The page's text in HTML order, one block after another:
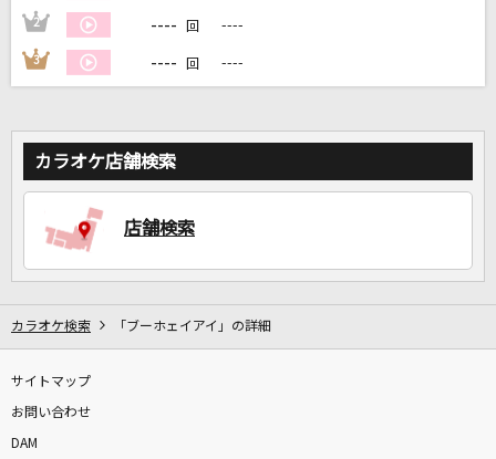
カラオケをもっと楽しもう！
2 ---- 回 ----
3 ---- 回 ----
カラオケ店舗検索
店舗検索
カラオケ検索 「ブーホェイアイ」の詳細
サイトマップ
お問い合わせ
DAM